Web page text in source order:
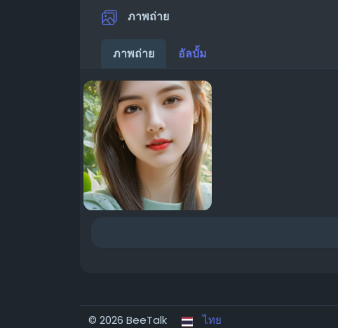
ภาพถ่าย
ภาพถ่าย อัลบั้ม
© 2026 BeeTalk ไทย